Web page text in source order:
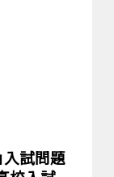
入試問題